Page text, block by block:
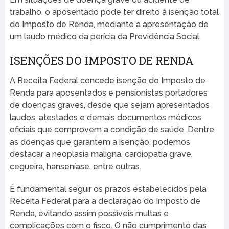
trabalho, o aposentado pode ter direito à isenção total
do Imposto de Renda, mediante a apresentação de
um laudo médico da perícia da Previdência Social.
ISENÇÕES DO IMPOSTO DE RENDA
A Receita Federal concede isenção do Imposto de
Renda para aposentados e pensionistas portadores
de doenças graves, desde que sejam apresentados
laudos, atestados e demais documentos médicos
oficiais que comprovem a condição de saúde. Dentre
as doenças que garantem a isenção, podemos
destacar a neoplasia maligna, cardiopatia grave,
cegueira, hanseníase, entre outras.
É fundamental seguir os prazos estabelecidos pela
Receita Federal para a declaração do Imposto de
Renda, evitando assim possíveis multas e
complicações com o fisco. O não cumprimento das